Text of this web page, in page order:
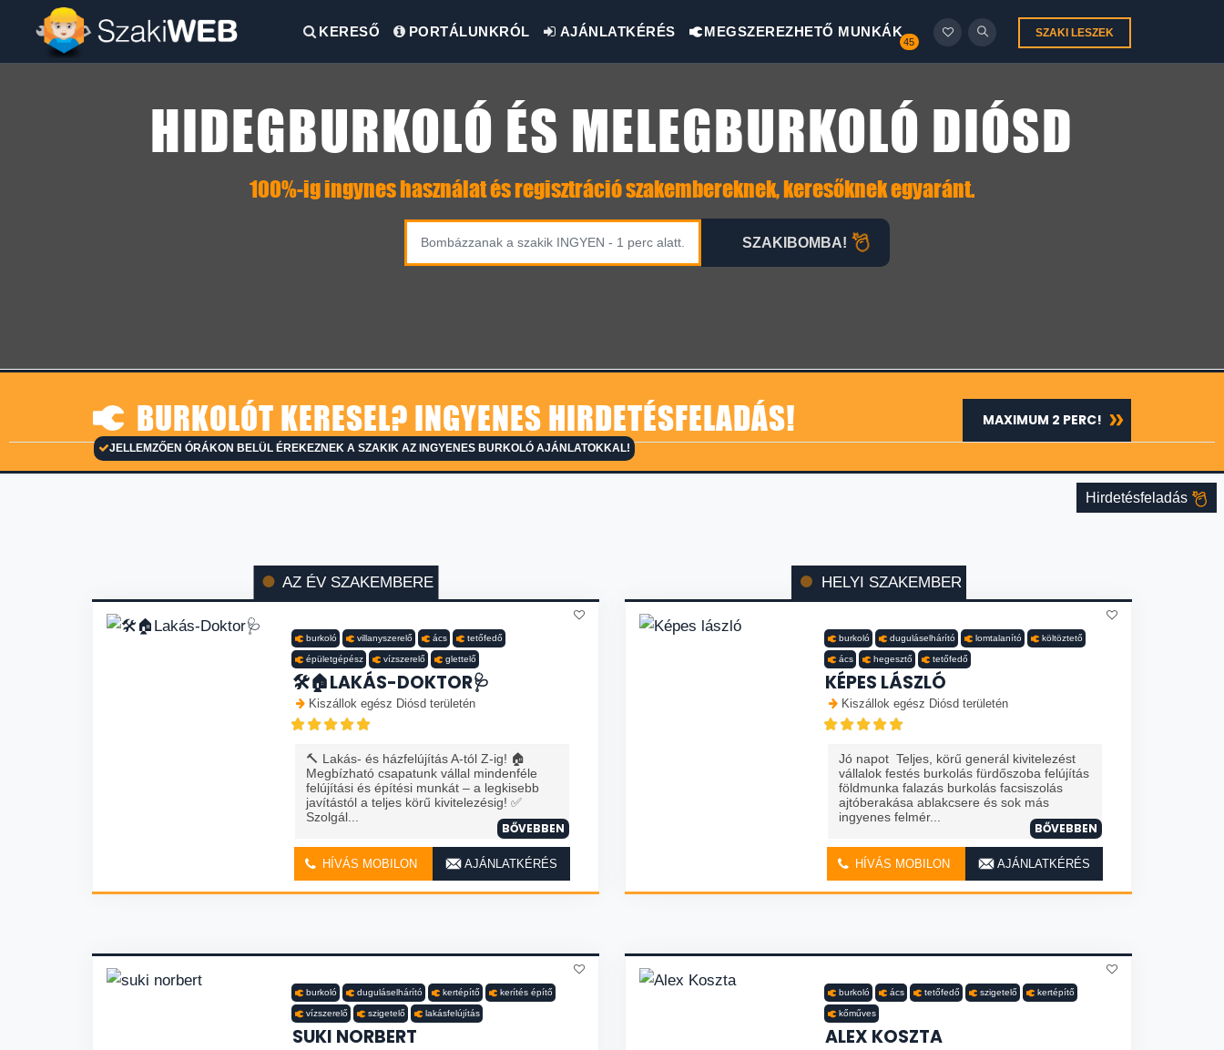
SZAKI LESZEK
KERESŐ PORTÁLUNKRÓL AJÁNLATKÉRÉS MEGSZEREZHETŐ MUNKÁK
45
HIDEGBURKOLÓ ÉS MELEGBURKOLÓ DIÓSD
100%-ig ingynes használat és regisztráció szakembereknek, keresőknek egyaránt.
SZAKIBOMBA!
BURKOLÓT KERESEL? INGYENES HIRDETÉSFELADÁS!
JELLEMZŐEN ÓRÁKON BELÜL ÉREKEZNEK A SZAKIK AZ INGYENES BURKOLÓ AJÁNLATOKKAL!
MAXIMUM 2 PERC!
AZ ÉV SZAKEMBERE
burkoló villanyszerelő ács tetőfedő
épületgépész vízszerelő glettelő
🛠️🏠LAKÁS-DOKTOR🩺
Kiszállok egész Diósd területén
🔨 Lakás- és házfelújítás A-tól Z-ig! 🏠
Megbízható csapatunk vállal mindenféle
felújítási és építési munkát – a legkisebb
javítástól a teljes körű kivitelezésig! ✅
Szolgál...
BŐVEBBEN
HÍVÁS MOBILON AJÁNLATKÉRÉS
HELYI SZAKEMBER
burkoló duguláselhárító lomtalanító költöztető
ács hegesztő tetőfedő
KÉPES LÁSZLÓ
Kiszállok egész Diósd területén
Jó napot Teljes, körű generál kivitelezést
vállalok festés burkolás fürdőszoba felújítás
földmunka falazás burkolás facsiszolás
ajtóberakása ablakcsere és sok más
ingyenes felmér...
BŐVEBBEN
HÍVÁS MOBILON AJÁNLATKÉRÉS
burkoló duguláselhárító kertépítő kerítés építő
vízszerelő szigetelő lakásfelújítás
SUKI NORBERT
burkoló ács tetőfedő szigetelő kertépítő
kőműves
ALEX KOSZTA
Hirdetésfeladás